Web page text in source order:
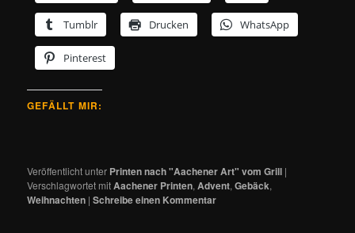
Tumblr Drucken WhatsApp
Pinterest
GEFÄLLT MIR:
Veröffentlicht unter Printen nach "Aachener Art" vom Grill |
Verschlagwortet mitAachener Printen,Advent,Gebäck,
Weihnachten |Schreibe einen Kommentar